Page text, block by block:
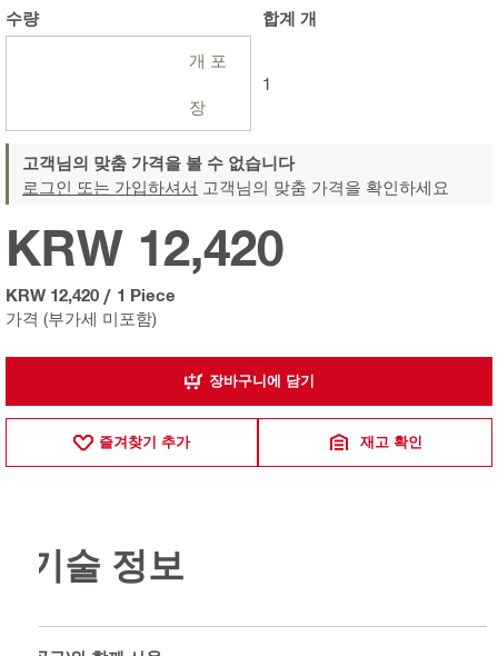
수량
개 포
장
합계 개
1
고객님의 맞춤 가격을 볼 수 없습니다
로그인 또는 가입하셔서 고객님의 맞춤 가격을 확인하세요
가격 (부가세 미포함)
KRW 12,420
KRW 12,420 / 1 Piece
장바구니에 담기
즐겨찾기 추가 재고 확인
기술 정보